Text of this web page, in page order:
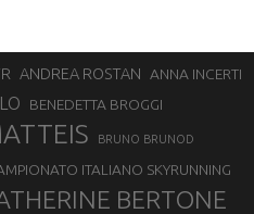
ANDREA ROSTAN ANNA INCERTI
BENEDETTA BROGGI
BRUNO BRUNOD
ITALIANO SKYRUNNING
BERTONE